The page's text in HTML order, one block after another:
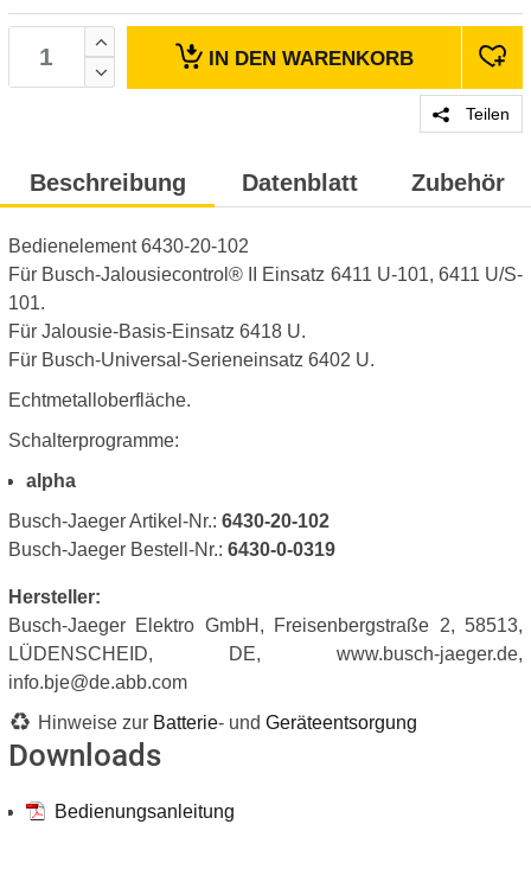
IN DEN WARENKORB
Teilen
Beschreibung Datenblatt Zubehör
Bedienelement 6430-20-102
Für Busch-Jalousiecontrol® II Einsatz 6411 U-101, 6411 U/S-
101.
Für Jalousie-Basis-Einsatz 6418 U.
Für Busch-Universal-Serieneinsatz 6402 U.
Echtmetalloberfläche.
Schalterprogramme:
alpha
Busch-Jaeger Artikel-Nr.: 6430-20-102
Busch-Jaeger Bestell-Nr.: 6430-0-0319
Hersteller:
Busch-Jaeger Elektro GmbH, Freisenbergstraße 2, 58513,
LÜDENSCHEID, DE, www.busch-jaeger.de,
info.bje@de.abb.com
Hinweise zur Batterie- und Geräteentsorgung
Downloads
Bedienungsanleitung